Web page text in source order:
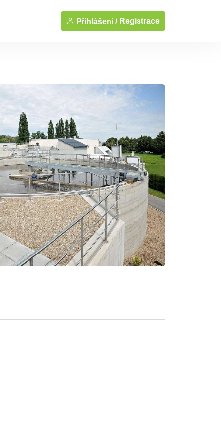
Přihlášení / Registrace